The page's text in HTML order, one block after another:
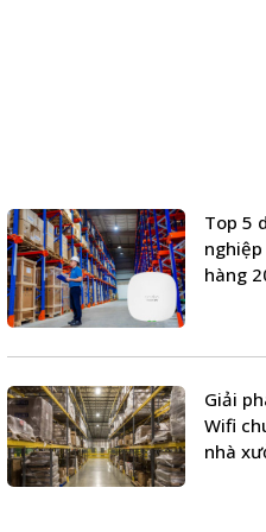
Top 5
hàng
Giải
Wifi
nhà